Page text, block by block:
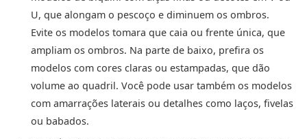
U, que alongam o pescoço e diminuem os ombros.
Evite os modelos tomara que caia ou frente única, que
ampliam os ombros. Na parte de baixo, prefira os
modelos com cores claras ou estampadas, que dão
volume ao quadril. Você pode usar também os modelos
com amarrações laterais ou detalhes como laços, fivelas
ou babados.